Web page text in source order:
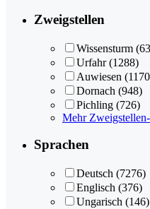
Zweigstellen
Wissensturm
Urfahr (1288)
Auwiesen
Dornach (948)
Pichling (726)
Mehr
Sprachen
Deutsch (7276)
Englisch (376)
Ungarisch (146)